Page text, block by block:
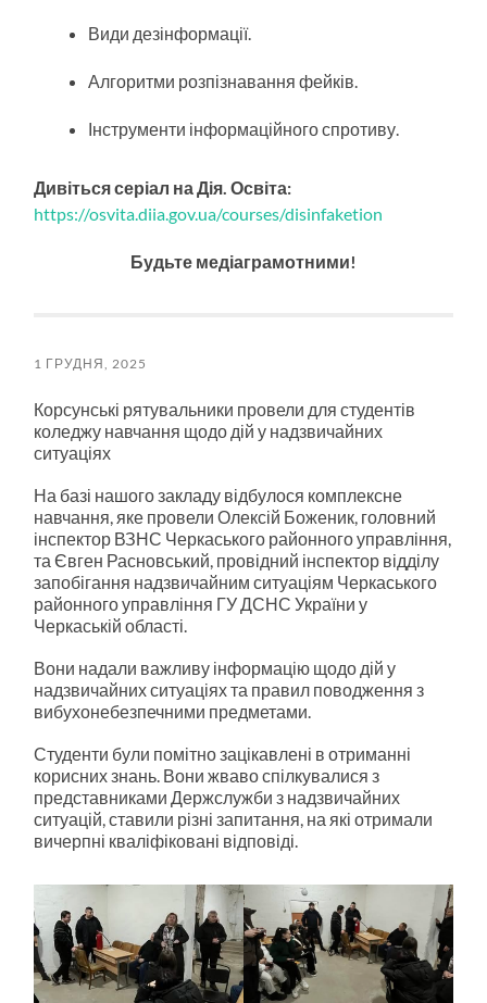
Види дезінформації.
Алгоритми розпізнавання фейків.
Інструменти інформаційного спротиву.
Дивіться серіал на Дія. Освіта:
https://osvita.diia.gov.ua/courses/disinfaketion
Будьте медіаграмотними!
1 ГРУДНЯ, 2025
Корсунські рятувальники провели для студентів
коледжу навчання щодо дій у надзвичайних
ситуаціях
На базі нашого закладу відбулося комплексне
навчання, яке провели Олексій Боженик, головний
інспектор ВЗНС Черкаського районного управління,
та Євген Расновський, провідний інспектор відділу
запобігання надзвичайним ситуаціям Черкаського
районного управління ГУ ДСНС України у
Черкаській області.
Вони надали важливу інформацію щодо дій у
надзвичайних ситуаціях та правил поводження з
вибухонебезпечними предметами.
Студенти були помітно зацікавлені в отриманні
корисних знань. Вони жваво спілкувалися з
представниками Держслужби з надзвичайних
ситуацій, ставили різні запитання, на які отримали
вичерпні кваліфіковані відповіді.